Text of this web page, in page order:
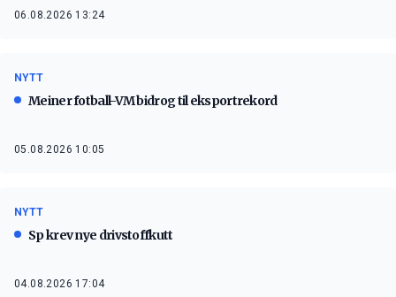
06.08.2026 13:24
NYTT
Meiner fotball-VM bidrog til eksportrekord
05.08.2026 10:05
NYTT
Sp krev nye drivstoffkutt
04.08.2026 17:04